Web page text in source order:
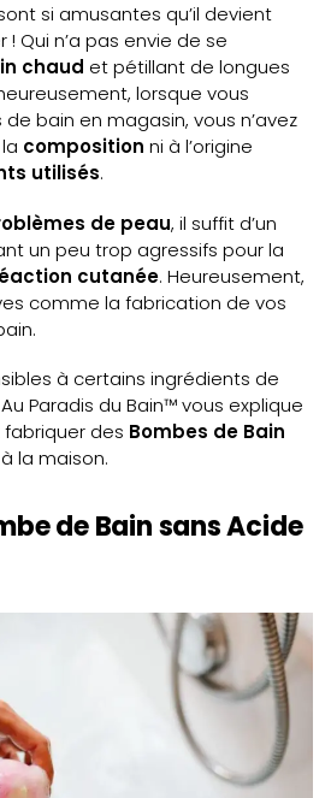
si amusantes qu’il devient
! Qui n’a pas envie de se
chaud et pétillant de longues
lorsque vous
bain en magasin, vous n’avez
composition ni à l’origine
utilisés.
de peau, il suffit d’un
un peu trop agressifs pour la
cutanée. Heureusement,
comme la fabrication de vos
à certains ingrédients de
Paradis du Bain™ vous explique
fabriquer des Bombes de Bain
à la maison.
de Bain sans Acide